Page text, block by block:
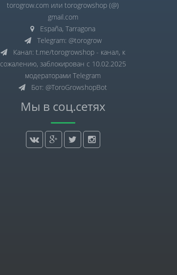
torogrow.com или torogrowshop (@)
gmail.com
España, Tarragona
Telegram: @torogrow
Канал: t.me/torogrowshop - канал, к
сожалению, заблокирован с 10.02.2025
модераторами Telegram
Бот: @ToroGrowshopBot
Мы в соц.сетях